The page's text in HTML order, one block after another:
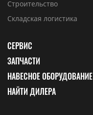
Строительство
Складская логистика
СЕРВИС
ЗАПЧАСТИ
НАВЕСНОЕ ОБОРУДОВАНИЕ
НАЙТИ ДИЛЕРА